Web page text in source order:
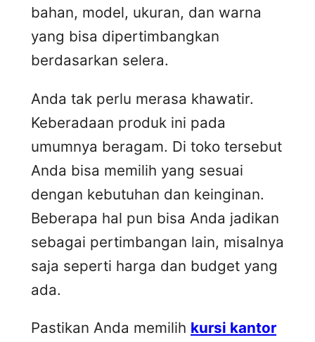
bahan, model, ukuran, dan warna
yang bisa dipertimbangkan
berdasarkan selera.
Anda tak perlu merasa khawatir.
Keberadaan produk ini pada
umumnya beragam. Di toko tersebut
Anda bisa memilih yang sesuai
dengan kebutuhan dan keinginan.
Beberapa hal pun bisa Anda jadikan
sebagai pertimbangan lain, misalnya
saja seperti harga dan budget yang
ada.
Pastikan Anda memilih kursi kantor